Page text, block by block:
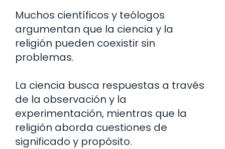
Muchos científicos y teólogos
argumentan que la ciencia y la
religión pueden coexistir sin
problemas.
La ciencia busca respuestas a través
de la observación y la
experimentación, mientras que la
religión aborda cuestiones de
significado y propósito.